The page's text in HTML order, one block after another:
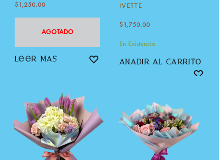
$1,250.00
AGOTADO
leer más
IVETTE
$1,750.00
En Existencia
añadir al carrito